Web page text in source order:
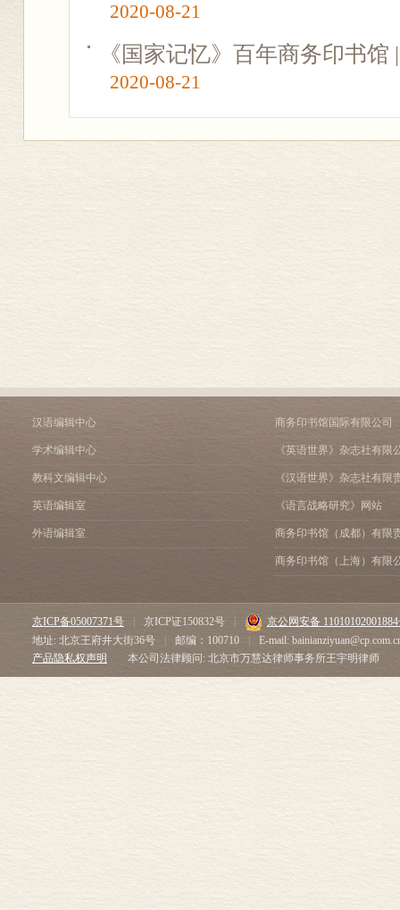
2020-08-21
《国家记忆》百年商务印书馆
2020-08-21
汉语编辑中心
学术编辑中心
教科文编辑中心
英语编辑室
外语编辑室
商务印书馆国际有限公司
《英语世界》杂志社有限
《汉语世界》杂志社有限
《语言战略研究》网站
商务印书馆（成都）有限
商务印书馆（上海）有限
京ICP备05007371号 京ICP证150832号
京公网安备
地址: 北京王府井大街36号
邮编：100710
E-mail:
产品隐私权声明
本公司法律顾问: 北京市万慧达律师事务所王宇明律师